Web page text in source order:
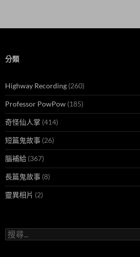
分類
Highway Recording (260)
Professor PowPow (185)
奇怪仙人掌 (414)
短篇鬼故事 (26)
腦補給 (367)
長篇鬼故事 (8)
靈異相片 (2)
搜
尋